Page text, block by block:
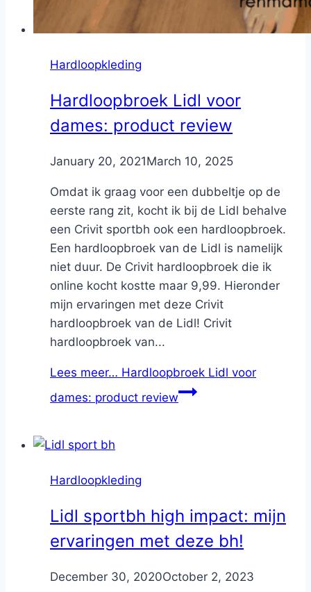
Hardloopkleding
Hardloopbroek Lidl voor
dames: product review
ByNicole
January 20, 2021March 10, 2025
Omdat ik graag voor een dubbeltje op de
eerste rang zit, kocht ik bij de Lidl behalve
een Crivit sportbh ook een hardloopbroek.
Een hardloopbroek van de Lidl is namelijk
niet duur. De Crivit hardloopbroek die ik
online kocht kostte maar 9,99. Hieronder
mijn ervaringen met deze Crivit
hardloopbroek van de Lidl! Crivit
hardloopbroek van...
Lees meer… Hardloopbroek Lidl voor
dames: product review
Hardloopkleding
Lidl sportbh high impact: mijn
ervaringen met deze bh!
ByNicole
December 30, 2020October 2, 2023